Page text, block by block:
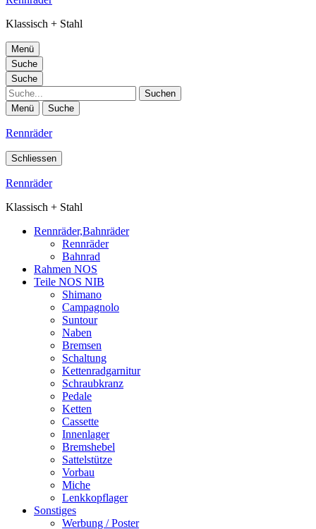
Klassisch + Stahl
Menü
Suche
Suche
Suche
Menü Suche
Rennräder
Schliessen
Rennräder
Klassisch + Stahl
Rennräder,Bahnräder
Rennräder
Bahnrad
Rahmen NOS
Teile NOS NIB
Shimano
Campagnolo
Suntour
Naben
Bremsen
Schaltung
Kettenradgarnitur
Schraubkranz
Pedale
Ketten
Cassette
Innenlager
Bremshebel
Sattelstütze
Vorbau
Miche
Lenkkopflager
Sonstiges
Werbung / Poster